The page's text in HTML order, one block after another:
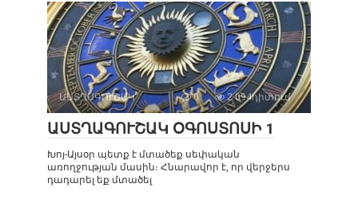
ԱՍՏՂԱԳՈՒՇԱԿ 0 2 094դիտում
ԱՍՏՂԱԳՈՒՇԱԿ ՕԳՈՍՏՈՍԻ 1
Խոյ-Այսօր պետք է մտածեք սեփական
առողջության մասին։ Հնարավոր է, որ վերջերս
դադարել եք մտածել